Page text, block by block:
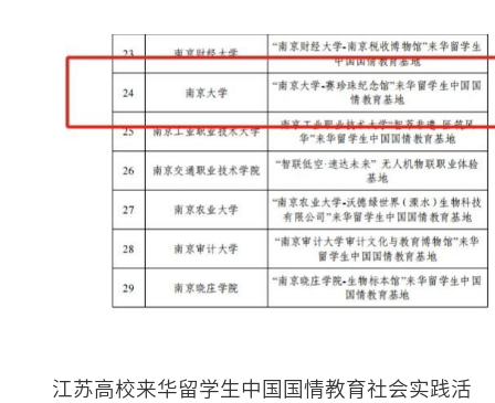
江苏高校来华留学生中国国情教育社会实践活